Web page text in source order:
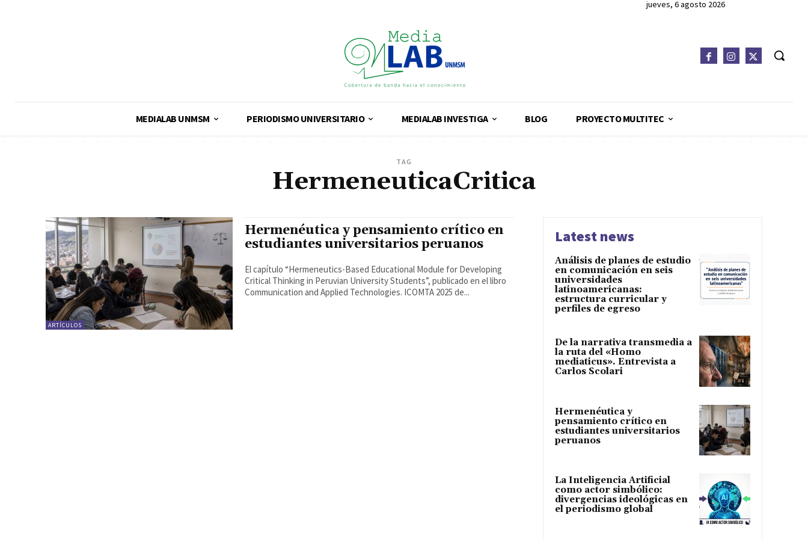
jueves, 6 agosto 2026
MEDIALAB UNMSM PERIODISMO UNIVERSITARIO MEDIALAB INVESTIGA BLOG PROYECTO MULTITEC
TAG
HermeneuticaCritica
ARTÍCULOS
Hermenéutica y pensamiento crítico en
estudiantes universitarios peruanos
El capítulo “Hermeneutics-Based Educational Module for Developing
Critical Thinking in Peruvian University Students”, publicado en el libro
Communication and Applied Technologies. ICOMTA 2025 de...
Latest news
Análisis de planes de estudio
en comunicación en seis
universidades
latinoamericanas:
estructura curricular y
perfiles de egreso
De la narrativa transmedia a
la ruta del «Homo
mediaticus». Entrevista a
Carlos Scolari
Hermenéutica y
pensamiento crítico en
estudiantes universitarios
peruanos
La Inteligencia Artificial
como actor simbólico:
divergencias ideológicas en
el periodismo global